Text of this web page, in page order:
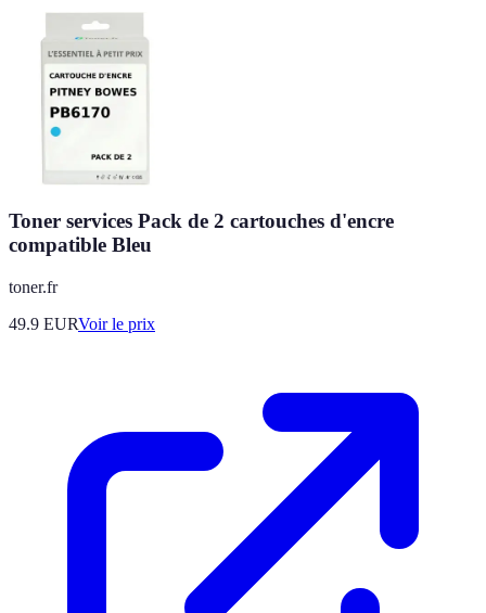
Toner services Pack de 2 cartouches d'encre
compatible Bleu
toner.fr
49.9 EURVoir le prix